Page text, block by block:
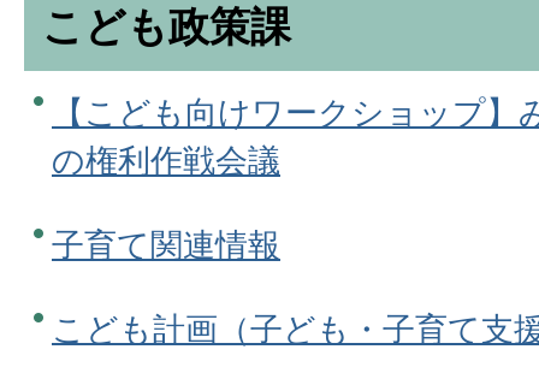
こども政策課
【こども向けワークショップ
の権利作戦会議
子育て関連情報
こども計画（子ども・子育て支